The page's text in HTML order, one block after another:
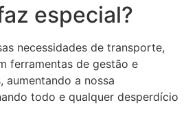
especial?
necessidades de transporte,
ferramentas de gestão e
aumentando a nossa
todo e qualquer desperdício